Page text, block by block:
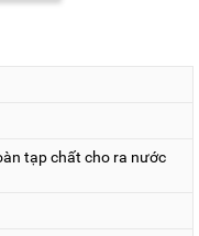
nguồn
lõi lọcbao gồm:
tạp chất cho ra nước